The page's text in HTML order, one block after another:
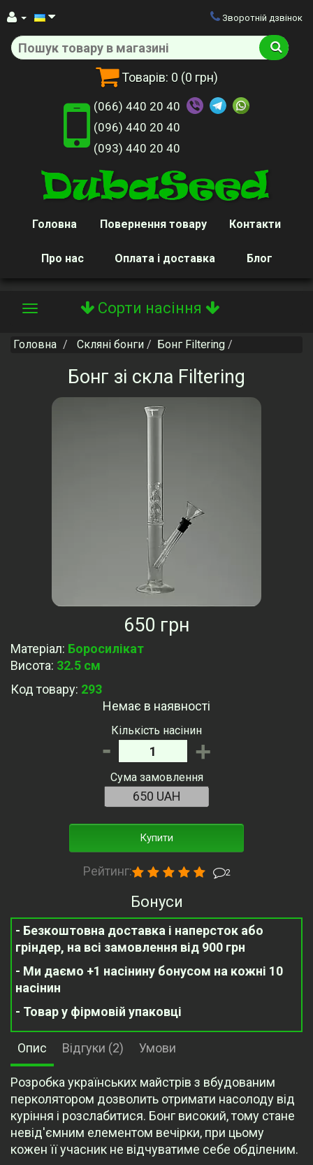
Товарів: 0 (0 грн)
Зворотній дзвінок
(066) 440 20 40
(096) 440 20 40
(093) 440 20 40
Головна Повернення товару Контакти
Про нас Оплата і доставка Блог
Сорти насіння
Toggle
Головна Скляні бонги Бонг Filtering
Бонг зі скла Filtering
650 грн
Матеріал: Боросилікат
Висота: 32.5 см
Код товару: 293
Немає в наявності
Кількість насінин
- +
Сума замовлення
Купити
Рейтинг: 2
Бонуси
- Безкоштовна доставка і наперсток або
гріндер, на всі замовлення від 900 грн
- Ми даємо +1 насінину бонусом на кожні 10
насінин
- Товар у фірмовій упаковці
Опис Відгуки (2) Умови
Розробка українських майстрів з вбудованим
перколятором дозволить отримати насолоду від
куріння і розслабитися. Бонг високий, тому стане
невід'ємним елементом вечірки, при цьому
кожен її учасник не відчуватиме себе обділеним.